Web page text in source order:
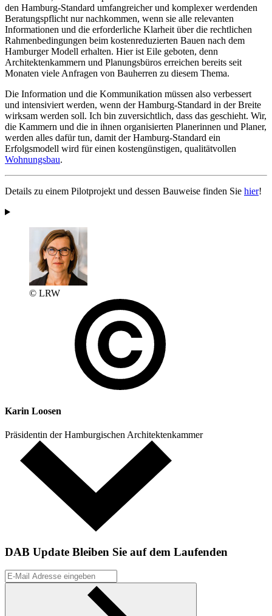
den Hamburg-Standard umfangreicher und komplexer werdenden
Beratungspflicht nur nachkommen, wenn sie alle relevanten
Informationen und die erforderliche Klarheit über die rechtlichen
Rahmenbedingungen beim kostenreduzierten Bauen nach dem
Hamburger Modell erhalten. Hier ist Eile geboten, denn
Architektenkammern und Planungsbüros erreichen bereits seit
Monaten viele Anfragen von Bauherren zu diesem Thema.
Die Information und die Kommunikation müssen also verbessert
und intensiviert werden, wenn der Hamburg-Standard in der Breite
wirksam werden soll. Ich bin zuversichtlich, dass das geschieht. Wir,
die Kammern und die in ihnen organisierten Planerinnen und Planer,
werden alles dafür tun, damit der Hamburg-Standard ein
Erfolgsmodell wird für einen kostengünstigen, qualitätvollen
Wohnungsbau.
Details zu einem Pilotprojekt und dessen Bauweise finden Sie hier!
© LRW
Karin Loosen
Präsidentin der Hamburgischen Architektenkammer
DAB Update Bleiben Sie auf dem Laufenden